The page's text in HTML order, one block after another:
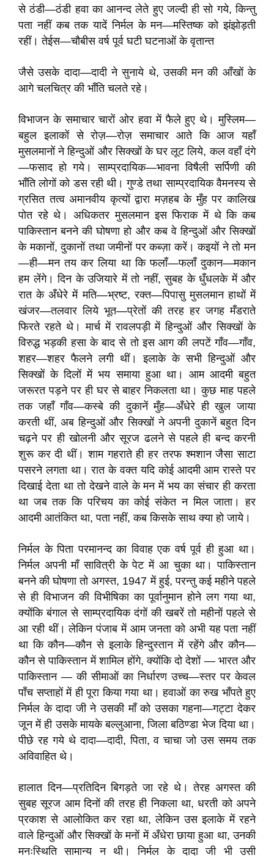
से ठंडी—ठंडी हवा का आनन्द लेते हुए जल्दी ही सो गये, किन्तु
पता नहीं कब तक यादें निर्मल के मन—मस्तिष्क को झंझोड़ती
रहीं। तेईस—चौबीस वर्ष पूर्व घटी घटनाओं के वृतान्त
जैसे उसके दादा—दादी ने सुनाये थे, उसकी मन की आँखों के
आगे चलचित्र की भाँति चलते रहे।
विभाजन के समाचार चारों ओर हवा में फैले हुए थे। मुस्लिम—
बहुल इलाकों से रोज़—रोज़ समाचार आते कि आज यहाँ
मुसलमानों ने हिन्दुओं और सिक्खों के घर लूट लिये, कल वहाँ दंगे
—फसाद हो गये। साम्प्रदायिक—भावना विषैली सर्पिणी की
भाँति लोगों को डस रही थी। गुण्डे तथा साम्प्रदायिक वैमनस्य से
ग्रसित तत्व अमानवीय कृत्यों द्वारा मज़हब के मुँह पर कालिख
पोत रहे थे। अधिकतर मुसलमान इस फिराक में थे कि कब
पाकिस्तान बनने की घोषणा हो और कब वे हिन्दुओं और सिक्खों
के मकानों, दुकानों तथा जमीनों पर कब्ज़ा करें। कइयों ने तो मन
—ही—मन तय कर लिया था कि फलाँ—फलाँ दुकान—मकान
हम लेंगे। दिन के उजियारे में तो नहीं, सुबह के धुँधलके में और
रात के अँधेरे में मति—भ्रष्ट, रक्त—पिपासु मुसलमान हाथों में
खंजर—तलवार लिये भूत—प्रेतों की तरह हर जगह मँडराते
फिरते रहते थे। मार्च में रावलपड़ी में हिन्दुओं और सिक्खों के
विरुद्ध भड़की हसा के बाद से तो इस आग की लपटें गाँव—गाँव,
शहर—शहर फैलने लगी थीं। इलाके के सभी हिन्दुओं और
सिक्खों के दिलों में भय समाया हुआ था। आम आदमी बहुत
जरूरत पड़ने पर ही घर से बाहर निकलता था। कुछ माह पहले
तक जहाँ गाँव—कस्बे की दुकानें मुँह—अँधेरे ही खुल जाया
करती थीं, अब हिन्दुओं और सिक्खों ने अपनी दुकानें बहुत दिन
चढ़ने पर ही खोलनी और सूरज ढलने से पहले ही बन्द करनी
शुरू कर दी थीं। शाम गहराते ही हर तरफ श्मशान जैसा साटा
पसरने लगता था। रात के वक्त यदि कोई आदमी आम रास्ते पर
दिखाई देता था तो देखने वाले के मन में भय का संचार ही करता
था जब तक कि परिचय का कोई संकेत न मिल जाता। हर
आदमी आतंकित था, पता नहीं, कब किसके साथ क्या हो जाये।
निर्मल के पिता परमानन्द का विवाह एक वर्ष पूर्व ही हुआ था।
निर्मल अपनी माँ सावित्री के पेट में आ चुका था। पाकिस्तान
बनने की घोषणा तो अगस्त, 1947 में हुई, परन्तु कई महीने पहले
से ही विभाजन की विभीषिका का पूर्वानुमान होने लग गया था,
क्योंकि बंगाल से साम्प्रदायिक दंगों की खबरें तो महीनों पहले से
आ रही थीं। लेकिन पंजाब में आम जनता को अभी यह पता नहीं
था कि कौन—कौन से इलाके हिन्दुस्तान में रहेंगे और कौन—
कौन से पाकिस्तान में शामिल होंगे, क्योंकि दो देशों — भारत और
पाकिस्तान — की सीमाओं का निर्धारण उच्च—स्तर पर केवल
पाँच सप्ताहों में ही पूरा किया गया था। हवाओं का रुख भाँपते हुए
निर्मल के दादा जी ने उसकी माँ को उसका गहना—गट्टा देकर
जून में ही उसके मायके बल्लुआना, जिला बठिण्डा भेज दिया था।
पीछे रह गये थे दादा—दादी, पिता, व चाचा जो उस समय तक
अविवाहित थे।
हालात दिन—प्रतिदिन बिगड़ते जा रहे थे। तेरह अगस्त की
सुबह सूरज आम दिनों की तरह ही निकला था, धरती को अपने
प्रकाश से आलोकित कर रहा था, लेकिन उस इलाके में रहने
वाले हिन्दुओं और सिक्खों के मनों में अँधेरा छाया हुआ था, उनकी
मनःस्थिति सामान्य न थी। निर्मल के दादा जी भी उसी